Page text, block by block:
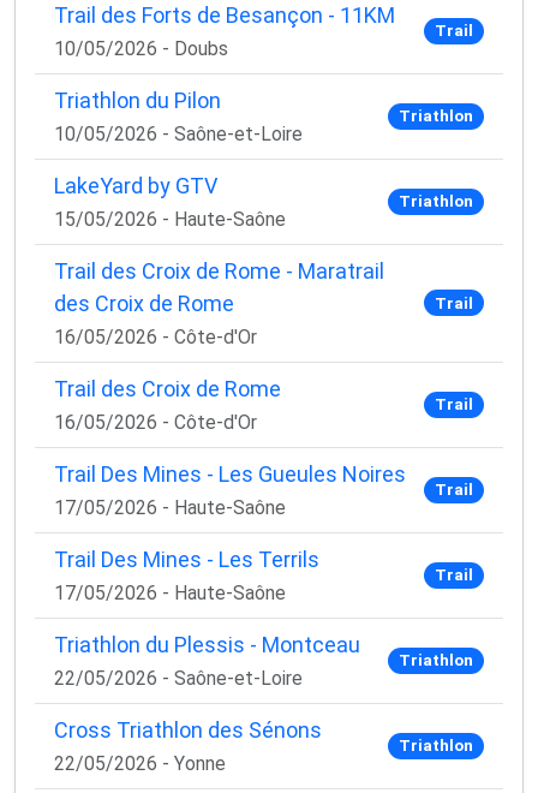
Trail des Forts de Besançon - 11KM
10/05/2026 - Doubs
Trail
Triathlon du Pilon
10/05/2026 - Saône-et-Loire
Triathlon
LakeYard by GTV
15/05/2026 - Haute-Saône
Triathlon
Trail des Croix de Rome - Maratrail
des Croix de Rome
16/05/2026 - Côte-d'Or
Trail
Trail des Croix de Rome
16/05/2026 - Côte-d'Or
Trail
Trail Des Mines - Les Gueules Noires
17/05/2026 - Haute-Saône
Trail
Trail Des Mines - Les Terrils
17/05/2026 - Haute-Saône
Trail
Triathlon du Plessis - Montceau
22/05/2026 - Saône-et-Loire
Triathlon
Cross Triathlon des Sénons
22/05/2026 - Yonne
Triathlon